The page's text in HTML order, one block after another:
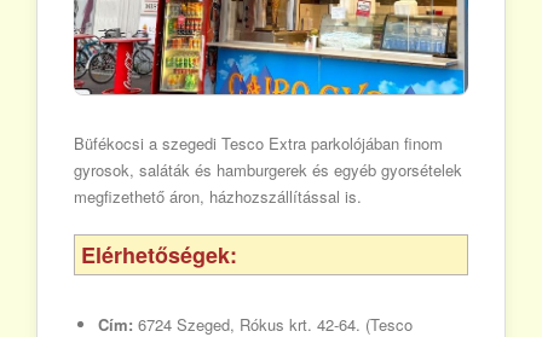
Büfékocsi a szegedi Tesco Extra parkolójában finom
gyrosok, saláták és hamburgerek és egyéb gyorsételek
megfizethető áron, házhozszállítással is.
Elérhetőségek:
Cím: 6724 Szeged, Rókus krt. 42-64. (Tesco